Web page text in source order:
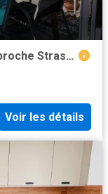
Spacieux et lumineux appartement proche Strasbourg
Voir les détails